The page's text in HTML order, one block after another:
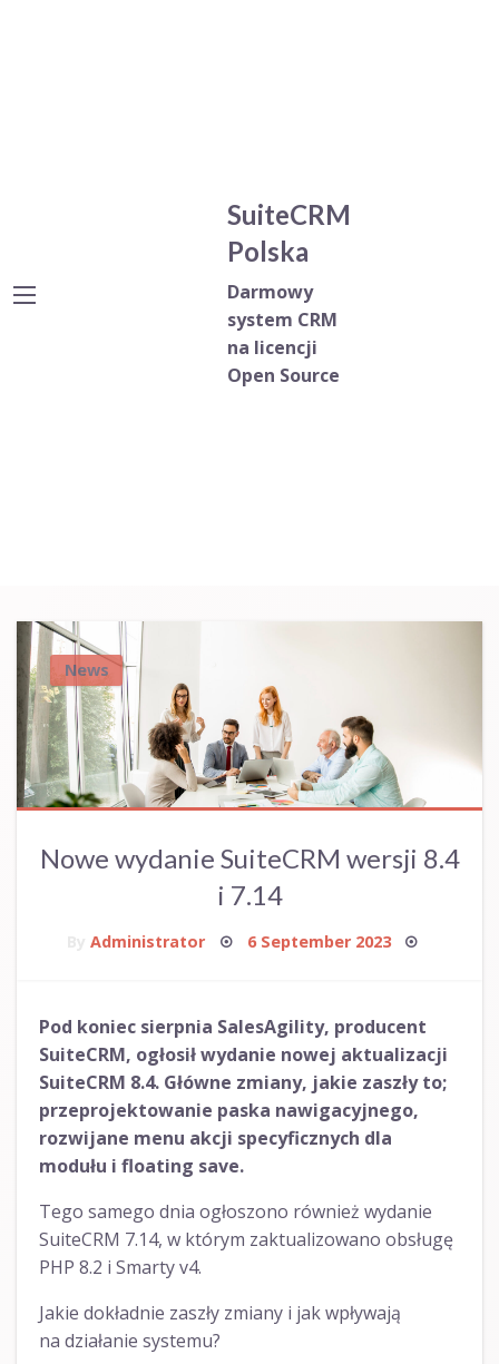
SuiteCRM
Polska
Darmowy
system CRM
na licencji
Open Source
News
Nowe wydanie SuiteCRM wersji 8.4
i 7.14
ByAdministrator Posted
6 September 2023
Pod koniec sierpnia SalesAgility, producent
SuiteCRM, ogłosił wydanie nowej aktualizacji
SuiteCRM 8.4. Główne zmiany, jakie zaszły to;
przeprojektowanie paska nawigacyjnego,
rozwijane menu akcji specyficznych dla
modułu i floating save.
Tego samego dnia ogłoszono również wydanie
SuiteCRM 7.14, w którym zaktualizowano obsługę
PHP 8.2 i Smarty v4.
Jakie dokładnie zaszły zmiany i jak wpływają
na działanie systemu?